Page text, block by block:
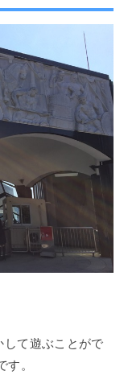
して遊ぶことがで
。